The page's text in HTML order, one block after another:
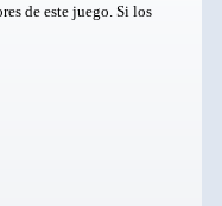
de este juego. Si los